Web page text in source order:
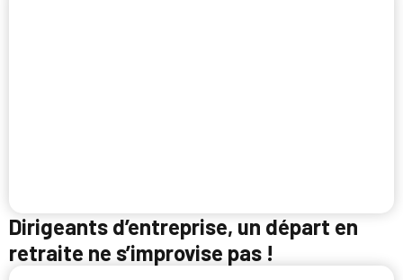
Dirigeants d’entreprise, un départ en
retraite ne s’improvise pas !